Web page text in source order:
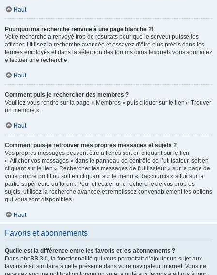
Haut
Pourquoi ma recherche renvoie à une page blanche ?!
Votre recherche a renvoyé trop de résultats pour que le serveur puisse les
afficher. Utilisez la recherche avancée et essayez d’être plus précis dans les
termes employés et dans la sélection des forums dans lesquels vous souhaitez
effectuer une recherche.
Haut
Comment puis-je rechercher des membres ?
Veuillez vous rendre sur la page « Membres » puis cliquer sur le lien « Trouver
un membre ».
Haut
Comment puis-je retrouver mes propres messages et sujets ?
Vos propres messages peuvent être affichés soit en cliquant sur le lien
« Afficher vos messages » dans le panneau de contrôle de l’utilisateur, soit en
cliquant sur le lien « Rechercher les messages de l’utilisateur » sur la page de
votre propre profil ou soit en cliquant sur le menu « Raccourcis » situé sur la
partie supérieure du forum. Pour effectuer une recherche de vos propres
sujets, utilisez la recherche avancée et remplissez convenablement les options
qui vous sont disponibles.
Haut
Favoris et abonnements
Quelle est la différence entre les favoris et les abonnements ?
Dans phpBB 3.0, la fonctionnalité qui vous permettait d’ajouter un sujet aux
favoris était similaire à celle présente dans votre navigateur internet. Vous ne